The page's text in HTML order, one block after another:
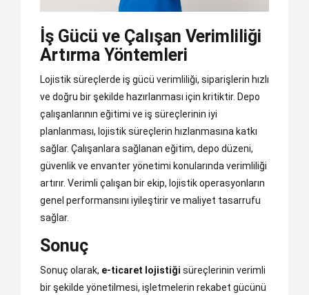
İş Gücü ve Çalışan Verimliliği
Artırma Yöntemleri
Lojistik süreçlerde iş gücü verimliliği, siparişlerin hızlı
ve doğru bir şekilde hazırlanması için kritiktir. Depo
çalışanlarının eğitimi ve iş süreçlerinin iyi
planlanması, lojistik süreçlerin hızlanmasına katkı
sağlar. Çalışanlara sağlanan eğitim, depo düzeni,
güvenlik ve envanter yönetimi konularında verimliliği
artırır. Verimli çalışan bir ekip, lojistik operasyonların
genel performansını iyileştirir ve maliyet tasarrufu
sağlar.
Sonuç
Sonuç olarak, e-ticaret lojistiği süreçlerinin verimli
bir şekilde yönetilmesi, işletmelerin rekabet gücünü